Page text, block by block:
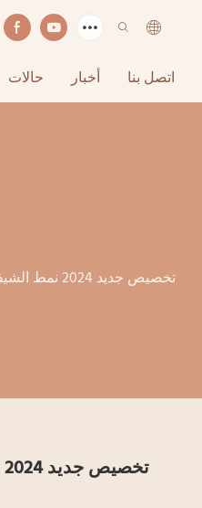
حالات أخبار اتصل بنا
تخصيص جديد 2024 نمط الشيفون المرقعة الربيع والخريف موسم المرأة المسلمة فستان ماكسي-1722248512207946